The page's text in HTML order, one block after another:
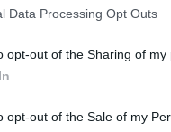
Data Processing Opt Outs
opt-out of the Sharing of my
opt-out of the Sale of my
a város szerepe
az országos iskolai